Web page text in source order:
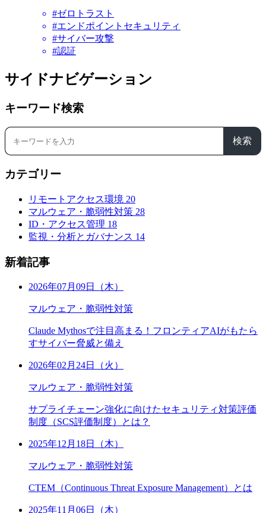
#ゼロトラスト
#エンドポイントセキュリティ
#サイバー攻撃
#認証
サイドナビゲーション
キーワード検索
検索
カテゴリー
リモートアクセス環境 20
マルウェア・脆弱性対策 28
ID・アクセス管理 18
監視・分析とガバナンス 14
新着記事
2026年07月09日（木）
マルウェア・脆弱性対策
Claude Mythosで注目高まる！フロンティアAIがもたら
すサイバー脅威と備え
2026年02月24日（火）
マルウェア・脆弱性対策
サプライチェーン強化に向けたセキュリティ対策評価
制度（SCS評価制度）とは？
2025年12月18日（木）
マルウェア・脆弱性対策
CTEM（Continuous Threat Exposure Management）とは
2025年11月06日（木）